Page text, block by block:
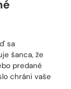
sa
šanca, že
predané
chráni vaše